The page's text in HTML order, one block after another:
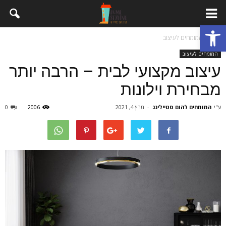
פתח סרגל נגישות
בית המומחים לעיצוב
המומחים לעיצוב
עיצוב מקצועי לבית – הרבה יותר
מבחירת וילונות
ע"י המומחים להום סטיילינג - מרץ 4, 2021 0 2006